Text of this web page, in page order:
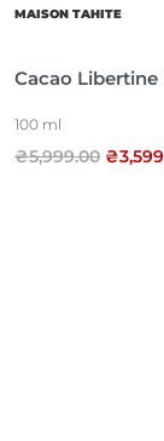
MAISON TAHITE
Cacao Libertine
100 ml
₴5,999.00 ₴